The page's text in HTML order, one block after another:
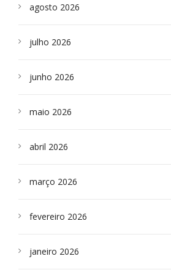
agosto 2026
julho 2026
junho 2026
maio 2026
abril 2026
março 2026
fevereiro 2026
janeiro 2026